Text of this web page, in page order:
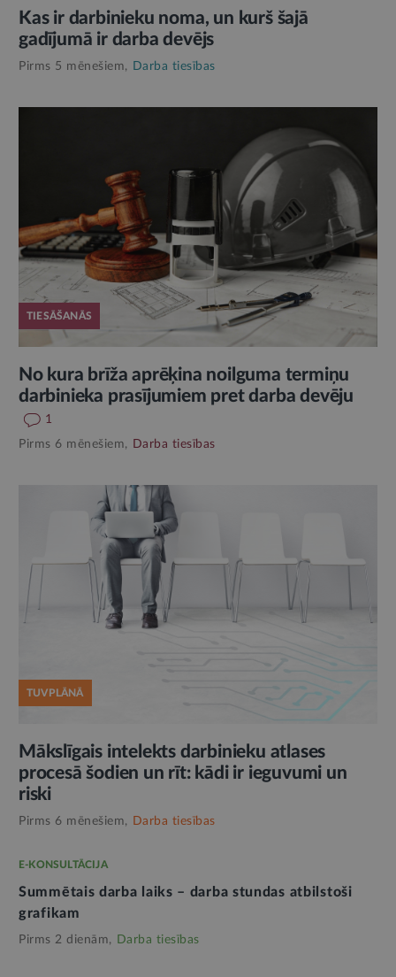
Kas ir darbinieku noma, un kurš šajā
gadījumā ir darba devējs
Pirms 5 mēnešiem, Darba tiesības
TIESĀŠANĀS
No kura brīža aprēķina noilguma termiņu
darbinieka prasījumiem pret darba devēju
1
Pirms 6 mēnešiem,
Darba tiesības
TUVPLĀNĀ
Mākslīgais intelekts darbinieku atlases
procesā šodien un rīt: kādi ir ieguvumi un
riski
Pirms 6 mēnešiem, Darba tiesības
E-KONSULTĀCIJA
Summētais darba laiks – darba stundas atbilstoši
grafikam
Pirms 2 dienām, Darba tiesības